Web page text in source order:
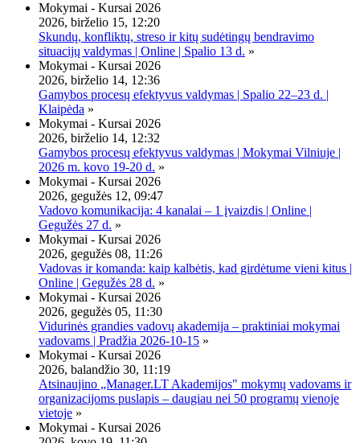
Mokymai - Kursai 2026
2026, birželio 15, 12:20
Skundų, konfliktų, streso ir kitų sudėtingų bendravimo
situacijų valdymas | Online | Spalio 13 d. »
Mokymai - Kursai 2026
2026, birželio 14, 12:36
Gamybos procesų efektyvus valdymas | Spalio 22–23 d. |
Klaipėda »
Mokymai - Kursai 2026
2026, birželio 14, 12:32
Gamybos procesų efektyvus valdymas | Mokymai Vilniuje |
2026 m. kovo 19-20 d. »
Mokymai - Kursai 2026
2026, gegužės 12, 09:47
Vadovo komunikacija: 4 kanalai – 1 įvaizdis | Online |
Gegužės 27 d. »
Mokymai - Kursai 2026
2026, gegužės 08, 11:26
Vadovas ir komanda: kaip kalbėtis, kad girdėtume vieni kitus |
Online | Gegužės 28 d. »
Mokymai - Kursai 2026
2026, gegužės 05, 11:30
Vidurinės grandies vadovų akademija – praktiniai mokymai
vadovams | Pradžia 2026-10-15 »
Mokymai - Kursai 2026
2026, balandžio 30, 11:19
Atsinaujino „Manager.LT Akademijos" mokymų vadovams ir
organizacijoms puslapis – daugiau nei 50 programų vienoje
vietoje »
Mokymai - Kursai 2026